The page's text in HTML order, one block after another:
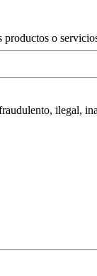
o
ilegal,